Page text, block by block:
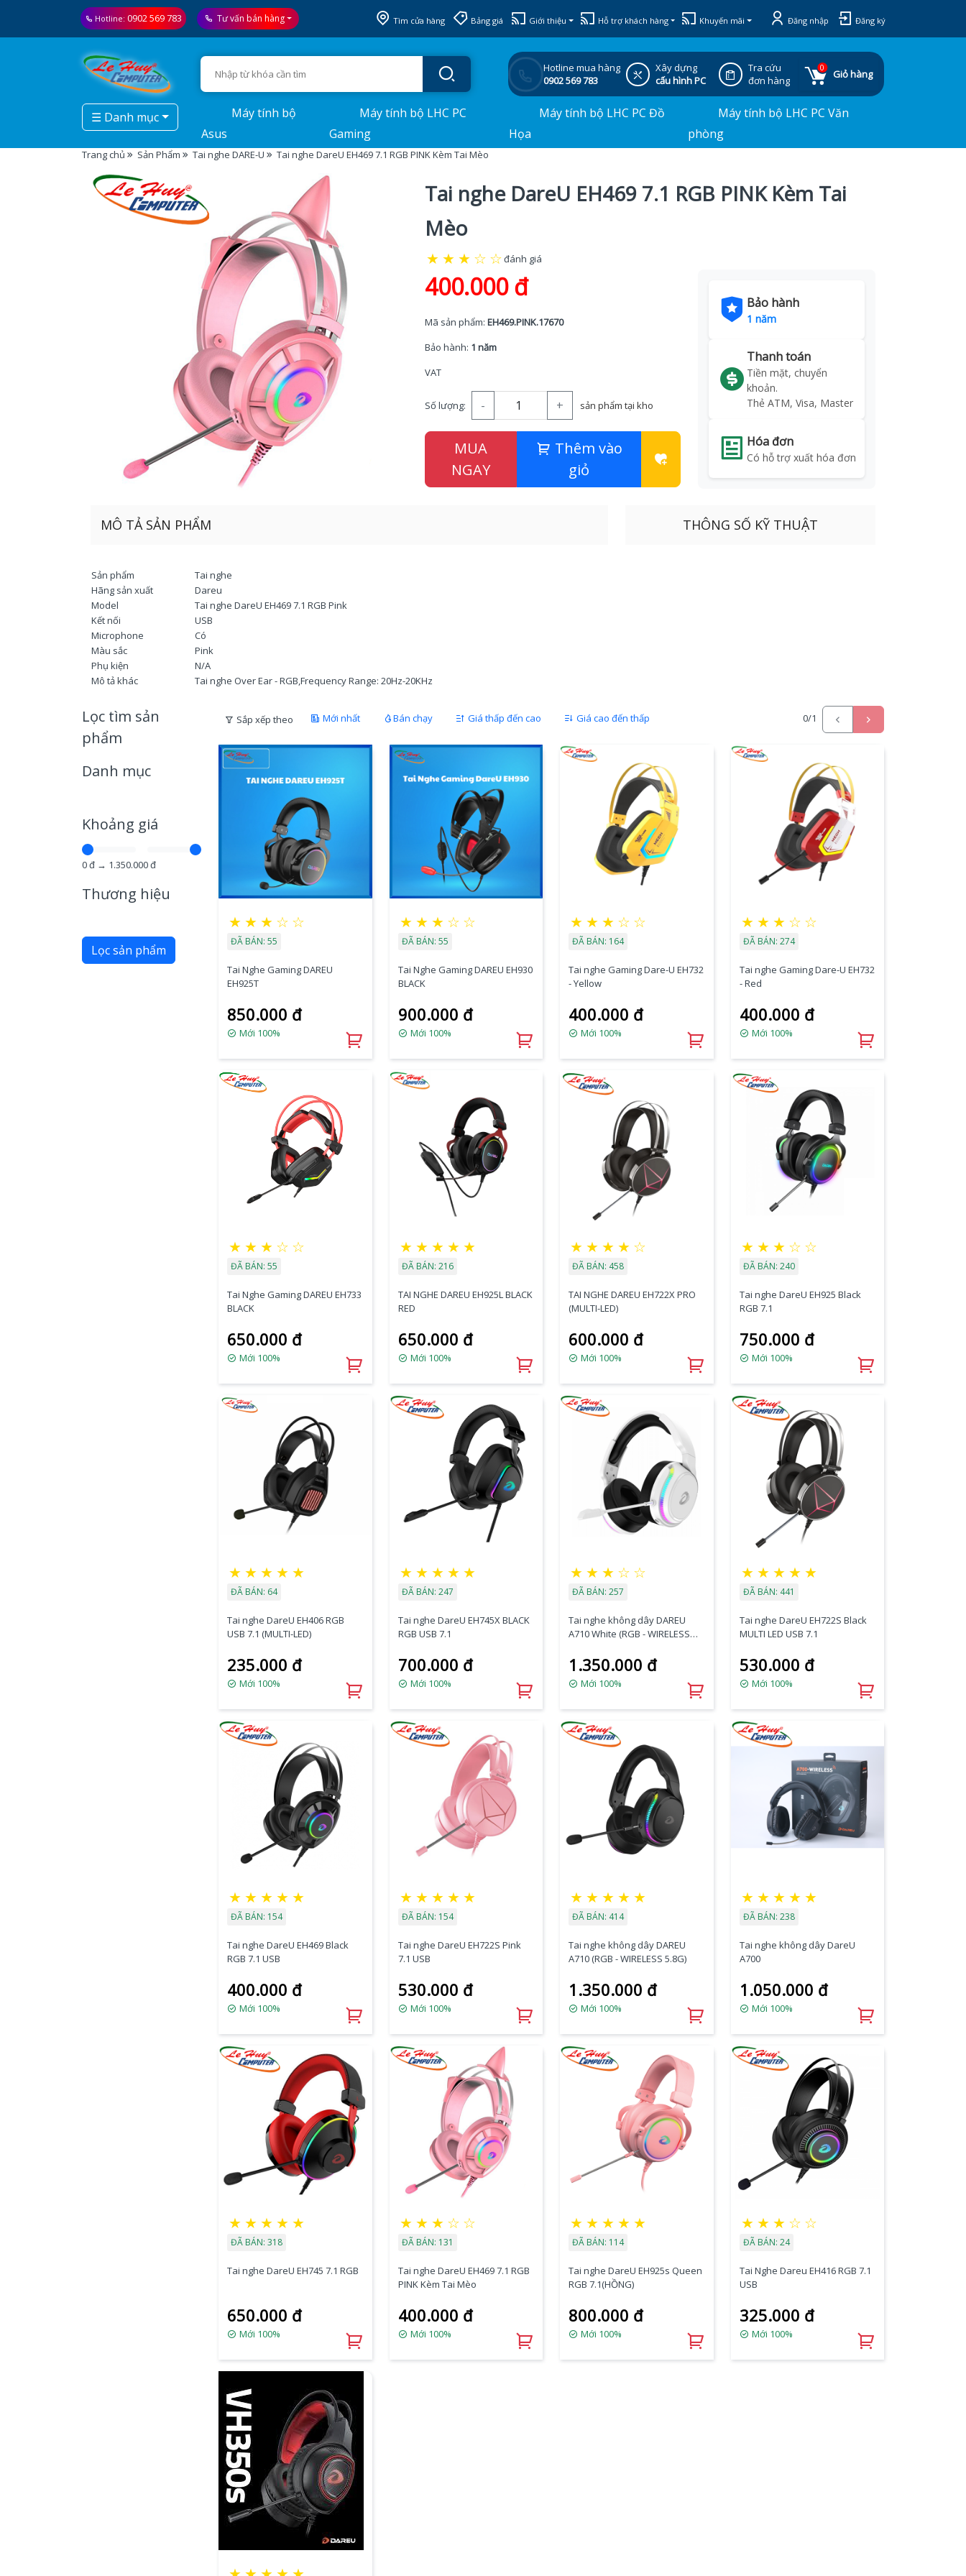
Hotline: 0902 569 783 Tư vấn bán hàng Tìm cửa hàng Bảng giá Giới thiệu Hỗ trợ khách hàng Khuyến mãi Đăng nhập Đăng ký
Hotline mua hàng
0902 569 783
Xây dựng
cấu hình PC
Tra cứu
đơn hàng
0
Giỏ hàng
☰ Danh mục
Máy tính bộ
Asus
Máy tính bộ LHC PC
Gaming
Máy tính bộ LHC PC Đồ
Họa
Máy tính bộ LHC PC Văn
phòng
Trang chủ Sản Phẩm Tai nghe DARE-U Tai nghe DareU EH469 7.1 RGB PINK Kèm Tai Mèo
Tai nghe DareU EH469 7.1 RGB PINK Kèm Tai
Mèo
★ ★ ★ ☆ ☆đánh giá
400.000 đ
Mã sản phẩm: EH469.PINK.17670
Bảo hành: 1 năm
VAT
Số lượng: - + sản phẩm tại kho
MUA
NGAY
Thêm vào
giỏ
Bảo hành
1 năm
Thanh toán
Tiền mặt, chuyển
khoản.
Thẻ ATM, Visa, Master
Hóa đơn
Có hỗ trợ xuất hóa đơn
MÔ TẢ SẢN PHẨM
Sản phẩm
Tai nghe
Hãng sản xuất
Dareu
Model
Tai nghe DareU EH469 7.1 RGB Pink
Kết nối
USB
Microphone
Có
Màu sắc
Pink
Phụ kiện
N/A
Mô tả khác
Tai nghe Over Ear - RGB,Frequency Range: 20Hz-20KHz
THÔNG SỐ KỸ THUẬT
Lọc tìm sản
phẩm
Danh mục
Khoảng giá
0đ → 1.350.000đ
Thương hiệu
Lọc sản phẩm
Sắp xếp theo Mới nhất Bán chạy Giá thấp đến cao Giá cao đến thấp 0/1
★ ★ ★ ☆ ☆
ĐÃ BÁN: 55
Tai Nghe Gaming DAREU
EH925T
850.000 đ
Mới 100%
★ ★ ★ ☆ ☆
ĐÃ BÁN: 55
Tai Nghe Gaming DAREU EH930
BLACK
900.000 đ
Mới 100%
★ ★ ★ ☆ ☆
ĐÃ BÁN: 164
Tai nghe Gaming Dare-U EH732
- Yellow
400.000 đ
Mới 100%
★ ★ ★ ☆ ☆
ĐÃ BÁN: 274
Tai nghe Gaming Dare-U EH732
- Red
400.000 đ
Mới 100%
★ ★ ★ ☆ ☆
ĐÃ BÁN: 55
Tai Nghe Gaming DAREU EH733
BLACK
650.000 đ
Mới 100%
★ ★ ★ ★ ★
ĐÃ BÁN: 216
TAI NGHE DAREU EH925L BLACK
RED
650.000 đ
Mới 100%
★ ★ ★ ★ ☆
ĐÃ BÁN: 458
TAI NGHE DAREU EH722X PRO
(MULTI-LED)
600.000 đ
Mới 100%
★ ★ ★ ☆ ☆
ĐÃ BÁN: 240
Tai nghe DareU EH925 Black
RGB 7.1
750.000 đ
Mới 100%
★ ★ ★ ★ ★
ĐÃ BÁN: 64
Tai nghe DareU EH406 RGB
USB 7.1 (MULTI-LED)
235.000 đ
Mới 100%
★ ★ ★ ★ ★
ĐÃ BÁN: 247
Tai nghe DareU EH745X BLACK
RGB USB 7.1
700.000 đ
Mới 100%
★ ★ ★ ☆ ☆
ĐÃ BÁN: 257
Tai nghe không dây DAREU
A710 White (RGB - WIRELESS
1.350.000 đ
Mới 100%
★ ★ ★ ★ ★
ĐÃ BÁN: 441
Tai nghe DareU EH722S Black
MULTI LED USB 7.1
530.000 đ
Mới 100%
★ ★ ★ ★ ★
ĐÃ BÁN: 154
Tai nghe DareU EH469 Black
RGB 7.1 USB
400.000 đ
Mới 100%
★ ★ ★ ★ ★
ĐÃ BÁN: 154
Tai nghe DareU EH722S Pink
7.1 USB
530.000 đ
Mới 100%
★ ★ ★ ★ ★
ĐÃ BÁN: 414
Tai nghe không dây DAREU
A710 (RGB - WIRELESS 5.8G)
1.350.000 đ
Mới 100%
★ ★ ★ ★ ★
ĐÃ BÁN: 238
Tai nghe không dây DareU
A700
1.050.000 đ
Mới 100%
★ ★ ★ ★ ★
ĐÃ BÁN: 318
Tai nghe DareU EH745 7.1 RGB
650.000 đ
Mới 100%
★ ★ ★ ☆ ☆
ĐÃ BÁN: 131
Tai nghe DareU EH469 7.1 RGB
PINK Kèm Tai Mèo
400.000 đ
Mới 100%
★ ★ ★ ★ ★
ĐÃ BÁN: 114
Tai nghe DareU EH925s Queen
RGB 7.1(HỒNG)
800.000 đ
Mới 100%
★ ★ ★ ☆ ☆
ĐÃ BÁN: 24
Tai Nghe Dareu EH416 RGB 7.1
USB
325.000 đ
Mới 100%